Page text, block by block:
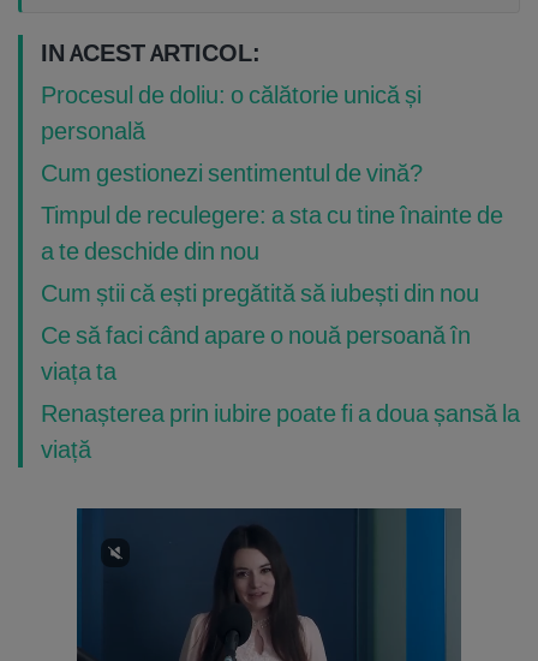
IN ACEST ARTICOL:
Procesul de doliu: o călătorie unică și
personală
Cum gestionezi sentimentul de vină?
Timpul de reculegere: a sta cu tine înainte de
a te deschide din nou
Cum știi că ești pregătită să iubești din nou
Ce să faci când apare o nouă persoană în
viața ta
Renașterea prin iubire poate fi a doua șansă la
viață